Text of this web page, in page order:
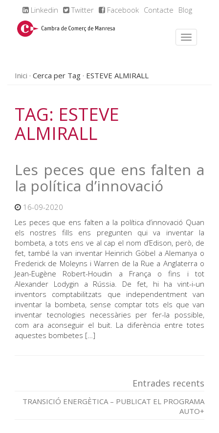
Linkedin Twitter Facebook Contacte Blog
Inici Cerca per Tag ESTEVE ALMIRALL
TAG: ESTEVE
ALMIRALL
Les peces que ens falten a
la política d’innovació
16-09-2020
Les peces que ens falten a la política d’innovació Quan
els nostres fills ens pregunten qui va inventar la
bombeta, a tots ens ve al cap el nom d’Edison, però, de
fet, també la van inventar Heinrich Göbel a Alemanya o
Frederick de Moleyns i Warren de la Rue a Anglaterra o
Jean-Eugène Robert-Houdin a França o fins i tot
Alexander Lodygin a Rússia. De fet, hi ha vint-i-un
inventors comptabilitzats que independentment van
inventar la bombeta, sense comptar tots els que van
inventar tecnologies necessàries per fer-la possible,
com ara aconseguir el buit. La diferència entre totes
aquestes bombetes […]
Entrades recents
TRANSICIÓ ENERGÈTICA – PUBLICAT EL PROGRAMA
AUTO+